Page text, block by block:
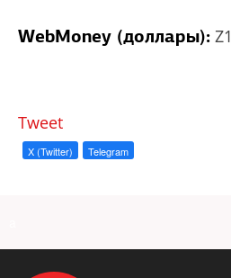
WebMoney (доллары):
Tweet
X (Twitter) Telegram